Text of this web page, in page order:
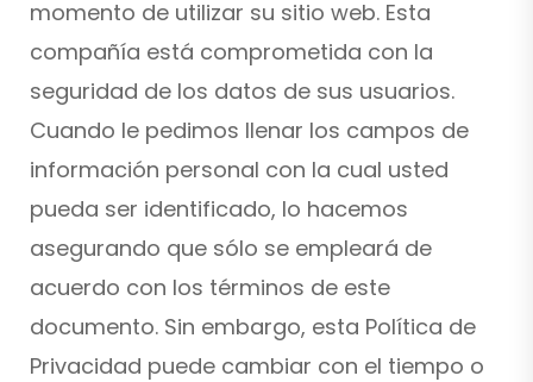
momento de utilizar su sitio web. Esta
compañía está comprometida con la
seguridad de los datos de sus usuarios.
Cuando le pedimos llenar los campos de
información personal con la cual usted
pueda ser identificado, lo hacemos
asegurando que sólo se empleará de
acuerdo con los términos de este
documento. Sin embargo, esta Política de
Privacidad puede cambiar con el tiempo o